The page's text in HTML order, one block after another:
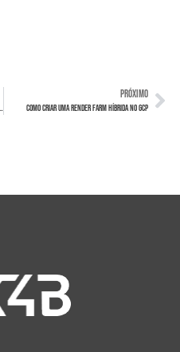
PRÓXIMO
Como criar uma render farm híbrida no GCP